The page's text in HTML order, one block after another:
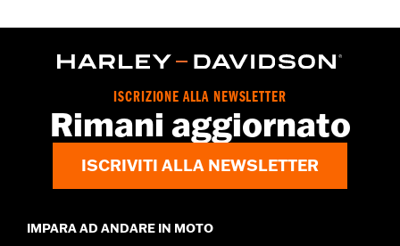
ISCRIZIONE ALLA NEWSLETTER
Rimani aggiornato
ISCRIVITI ALLA NEWSLETTER
IMPARA AD ANDARE IN MOTO